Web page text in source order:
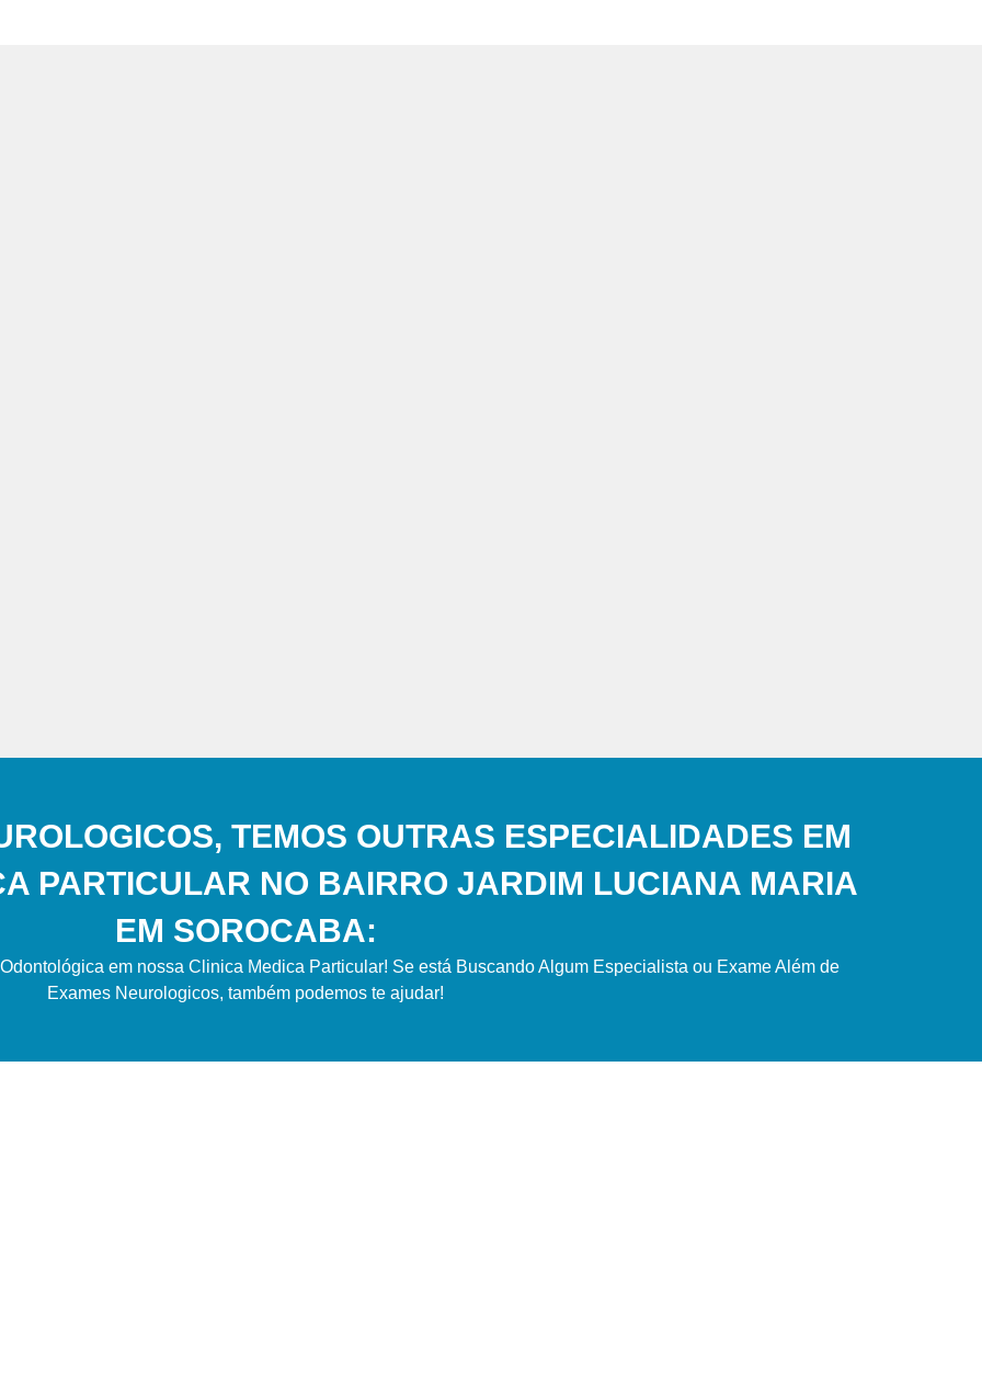
TEMOS OUTRAS ESPECIALIDADES EM
PARTICULAR NO BAIRRO JARDIM LUCIANA MARIA
EM SOROCABA:
em nossa Clinica Medica Particular! Se está Buscando Algum Especialista ou Exame Além de
Exames Neurologicos, também podemos te ajudar!